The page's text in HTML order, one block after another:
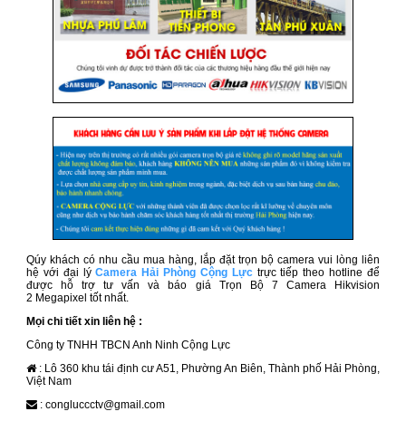
Qúy khách có nhu cầu mua hàng, lắp đặt trọn bộ camera vui lòng liên
hệ với đại lýCamera Hải Phòng Cộng Lực trực tiếp theo hotline để
được hỗ trợ tư vấn và báo giá Trọn Bộ 7 Camera Hikvision
2 Megapixel tốt nhất.
Mọi chi tiết xin liên hệ :
Công ty TNHH TBCN Anh Ninh Cộng Lực
: Lô 360 khu tái định cư A51, Phường An Biên, Thành phố Hải Phòng,
Việt Nam
: congluccctv@gmail.com